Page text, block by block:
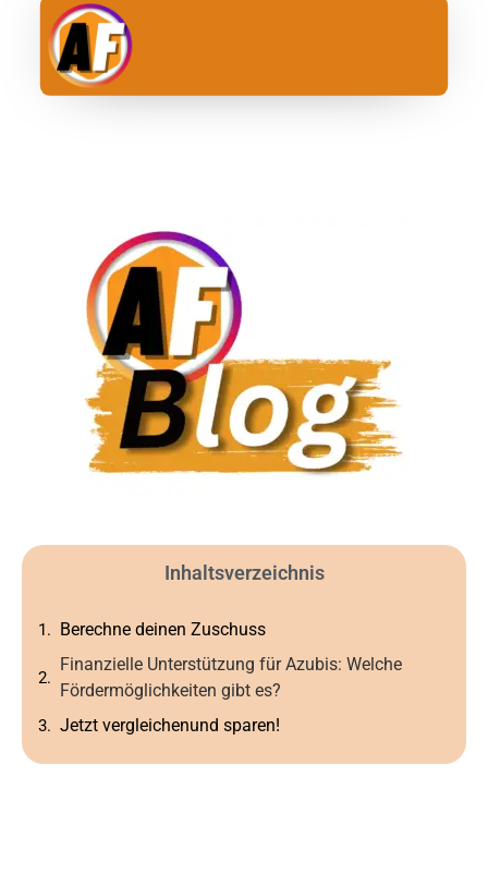
Inhaltsverzeichnis
Berechne deinen Zuschuss
Finanzielle Unterstützung für Azubis: Welche
Fördermöglichkeiten gibt es?
Jetzt vergleichenund sparen!